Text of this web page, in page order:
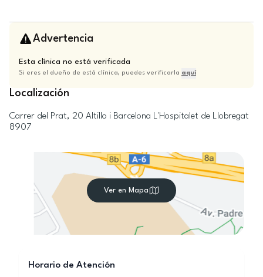
Advertencia
Esta clínica no está verificada
Si eres el dueño de está clínica, puedes verificarla aquí
Localización
Carrer del Prat, 20 Altillo i Barcelona L'Hospitalet de Llobregat
8907
Ver en Mapa
Horario de Atención